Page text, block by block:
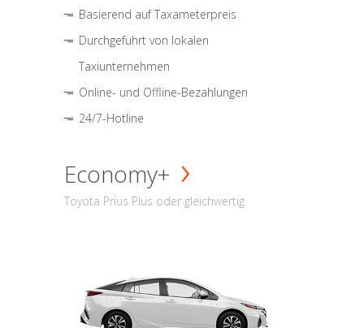
Basierend auf Taxameterpreis
Durchgeführt von lokalen
Taxiunternehmen
Online- und Offline-Bezahlungen
24/7-Hotline
Economy+
Toyota Prius Plus oder gleichwertig